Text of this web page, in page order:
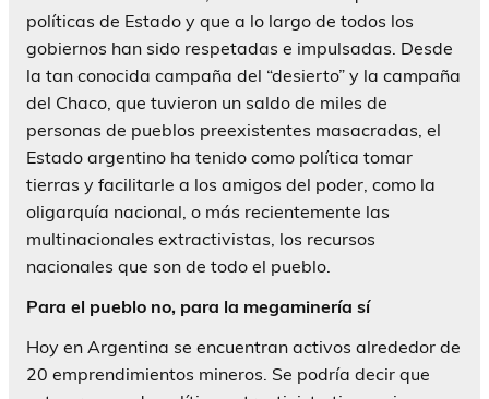
políticas de Estado y que a lo largo de todos los
gobiernos han sido respetadas e impulsadas. Desde
la tan conocida campaña del “desierto” y la campaña
del Chaco, que tuvieron un saldo de miles de
personas de pueblos preexistentes masacradas, el
Estado argentino ha tenido como política tomar
tierras y facilitarle a los amigos del poder, como la
oligarquía nacional, o más recientemente las
multinacionales extractivistas, los recursos
nacionales que son de todo el pueblo.
Para el pueblo no, para la megaminería sí
Hoy en Argentina se encuentran activos alrededor de
20 emprendimientos mineros. Se podría decir que